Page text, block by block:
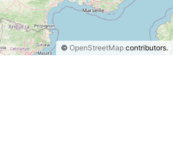
© OpenStreetMap contributors.